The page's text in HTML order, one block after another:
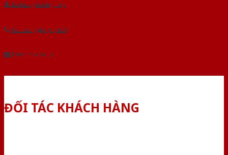
Tải báo giá tổng hợp
Yêu cầu gọi lại (3 phút)
Dành cho đại lý
ĐỐI TÁC KHÁCH HÀNG